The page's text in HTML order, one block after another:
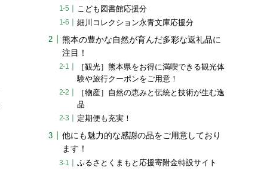
こども図書館応援分
細川コレクション永青文庫応援分
熊本の豊かな自然が育んだ多彩な返礼品に
注目！
［観光］熊本県をお得に満喫できる観光体
験や旅行クーポンをご用意！
［物産］自然の恵みと伝統と技術が生む逸
品
定期便も充実！
他にも魅力的な感謝の品をご用意しており
ます！
ふるさとくまもと応援寄附金特設サイト